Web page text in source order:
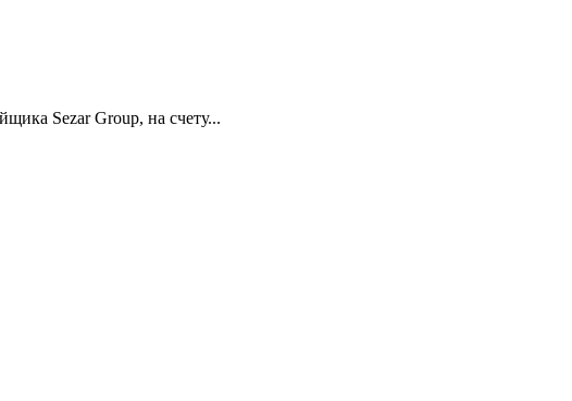
Sezar Group, на счету...